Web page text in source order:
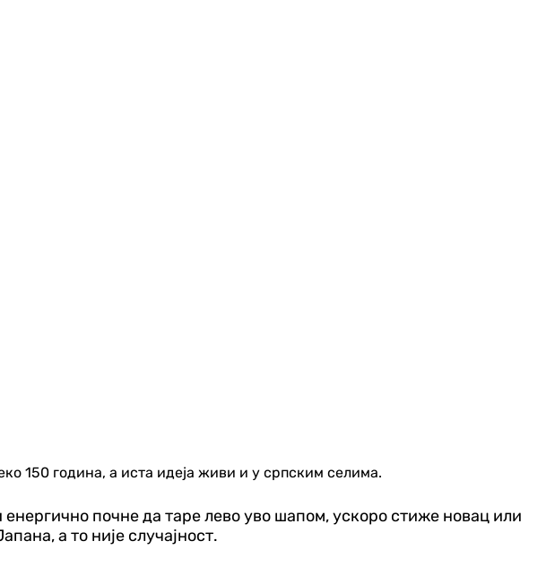
150 година, а иста идеја живи и у српским селима.
почне да таре лево уво шапом, ускоро стиже новац или
а то није случајност.